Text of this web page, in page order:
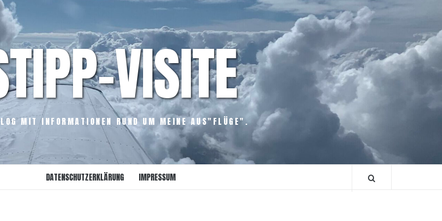
VISITE
MIT INFORMATIONEN RUND UM MEINE AUS"FLÜGE".
DATENSCHUTZERKLÄRUNG IMPRESSUM